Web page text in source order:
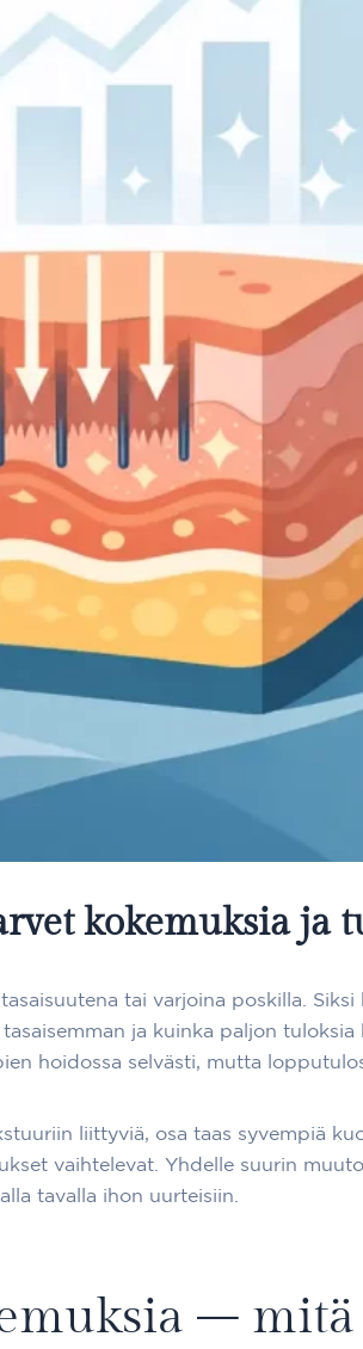
kokemuksia ja
tai varjoina poskilla.
ja kuinka paljon
hoidossa selvästi, mutta
liittyviä, osa taas syvempiä
vaihtelevat. Yhdelle suurin
tavalla ihon uurteisiin.
– mitä